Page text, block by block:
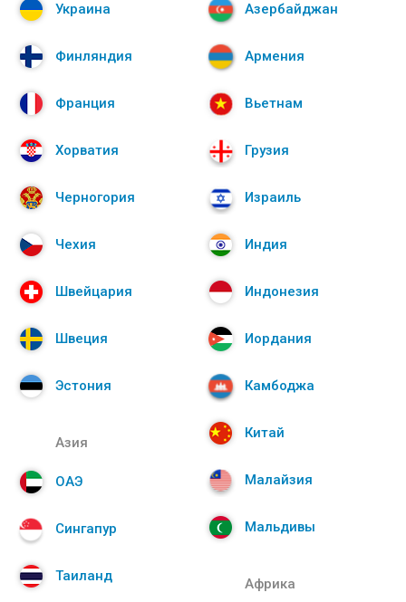
Украина
Финляндия
Франция
Хорватия
Черногория
Чехия
Швейцария
Швеция
Эстония
Азербайджан
Армения
Вьетнам
Грузия
Израиль
Индия
Индонезия
Иордания
Камбоджа
Китай
Малайзия
Мальдивы
Азия
ОАЭ
Сингапур
Таиланд Африка